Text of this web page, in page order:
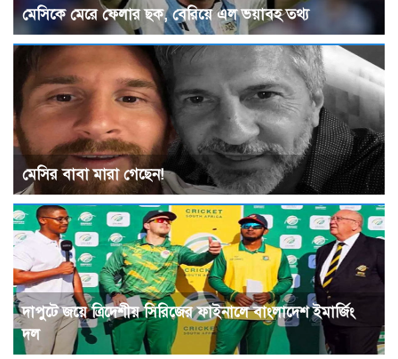
মেসিকে মেরে ফেলার ছক, বেরিয়ে এল ভয়াবহ তথ্য
মেসির বাবা মারা গেছেন!
দাপুটে জয়ে ত্রিদেশীয় সিরিজের ফাইনালে বাংলাদেশ ইমার্জিং
দল